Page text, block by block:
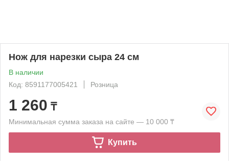
Нож для нарезки сыра 24 см
В наличии
Код: 8591177005421
Розница
1 260 ₸
Минимальная сумма заказа на сайте — 10 000 ₸
Купить